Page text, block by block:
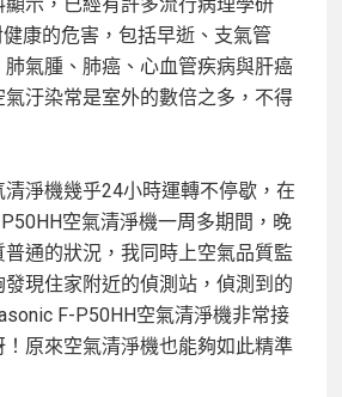
康的危害，包括早逝、支氣管
氣腫、肺癌、心血管疾病與肝癌
汙染常是室外的數倍之多，不得
淨機幾乎24小時運轉不停歇，在
空氣清淨機一周多期間，晚
通的狀況，我同時上空氣品質監
現住家附近的偵測站，偵測到的
F-P50HH空氣清淨機非常接
原來空氣清淨機也能夠如此精準